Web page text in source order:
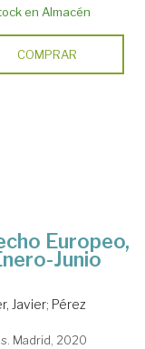
en Almacén
COMPRAR
Europeo,
Junio
Javier; Pérez
Madrid, 2020